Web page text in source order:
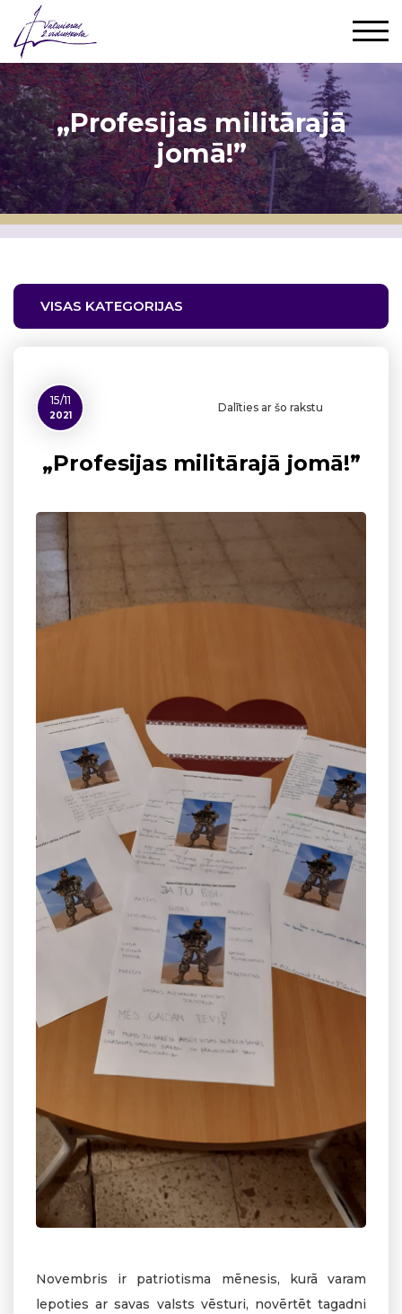
„Profesijas militārajā
jomā!”
VISAS KATEGORIJAS
15/11
2021
Dalīties ar šo rakstu
„Profesijas militārajā jomā!”
Novembris ir patriotisma mēnesis, kurā varam
lepoties ar savas valsts vēsturi, novērtēt tagadni